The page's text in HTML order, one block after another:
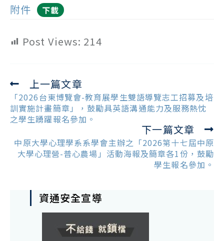
附件 下載
Post Views: 214
Read
more
articles
上一篇文章
「2026台東博覽會-教育展學生雙語導覽志工招募及培
訓實施計畫簡章」，鼓勵具英語溝通能力及服務熱忱
之學生踴躍報名參加。
下一篇文章
中原大學心理學系系學會主辦之「2026第十七屆中原
大學心理營-普心農場」活動海報及簡章各1份，鼓勵
學生報名參加。
資通安全宣導